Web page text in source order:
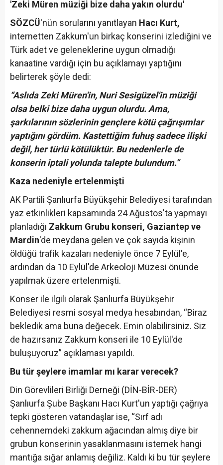
'Zeki Müren müziği bize daha yakın olurdu'
SÖZCÜ'nün sorularını yanıtlayan Hacı Kurt,
internetten Zakkum'un birkaç konserini izlediğini ve
Türk adet ve geleneklerine uygun olmadığı
kanaatine vardığı için bu açıklamayı yaptığını
belirterek şöyle dedi:
“Aslıda Zeki Müren'in, Nuri Sesigüzel'in müziği
olsa belki bize daha uygun olurdu. Ama,
şarkılarının sözlerinin gençlere kötü çağrışımlar
yaptığını gördüm. Kastettiğim fuhuş sadece ilişki
değil, her türlü kötülüktür. Bu nedenlerle de
konserin iptali yolunda talepte bulundum.”
Kaza nedeniyle ertelenmişti
AK Partili Şanlıurfa Büyükşehir Belediyesi tarafından
yaz etkinlikleri kapsamında 24 Ağustos'ta yapmayı
planladığı Zakkum Grubu konseri, Gaziantep ve
Mardin'de meydana gelen ve çok sayıda kişinin
öldüğü trafik kazaları nedeniyle önce 7 Eylül'e,
ardından da 10 Eylül'de Arkeoloji Müzesi önünde
yapılmak üzere ertelenmişti.
Konser ile ilgili olarak Şanlıurfa Büyükşehir
Belediyesi resmi sosyal medya hesabından, “Biraz
bekledik ama buna değecek. Emin olabilirsiniz. Siz
de hazırsanız Zakkum konseri ile 10 Eylül'de
buluşuyoruz” açıklaması yapıldı.
Bu tür şeylere imamlar mı karar verecek?
Din Görevlileri Birliği Derneği (DİN-BİR-DER)
Şanlıurfa Şube Başkanı Hacı Kurt'un yaptığı çağrıya
tepki gösteren vatandaşlar ise, “Sırf adı
cehennemdeki zakkum ağacından almış diye bir
grubun konserinin yasaklanmasını istemek hangi
mantığa sığar anlamış değiliz. Kaldı ki bu tür şeylere